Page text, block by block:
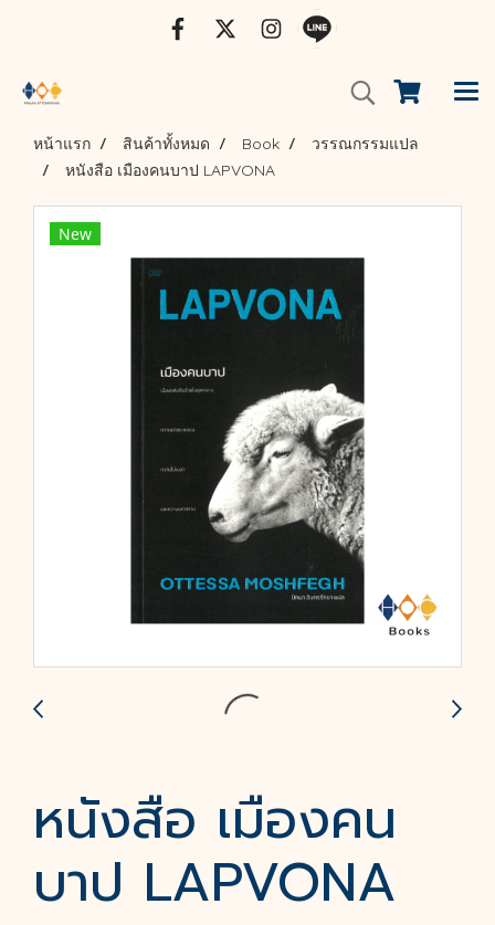
หน้าแรก สินค้าทั้งหมด Book
วรรณกรรมแปล
หนังสือ เมืองคนบาป LAPVONA
New
หนังสือ เมืองคน
บาป LAPVONA